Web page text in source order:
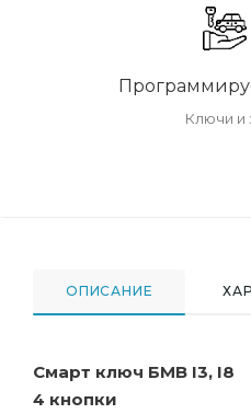
Ключи и
ОПИСАНИЕ
Смарт ключ БМВ I3, I8
4 кнопки